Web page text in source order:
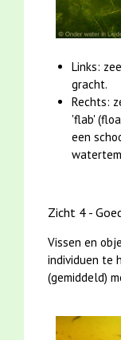
Links:
gracht.
Rechts:
'flab'
een
Zicht 4 -
Vissen en
individuen te
(gemiddeld)